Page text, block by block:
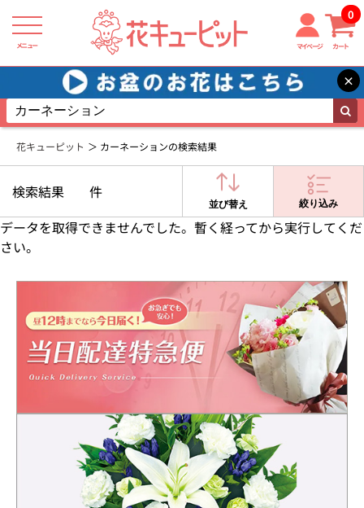
メニュー マイページ カート
0
×
花キューピット カーネーションの検索結果
検索結果 件
並び替え 絞り込み
データを取得できませんでした。暫く経ってから実行してくだ
さい。